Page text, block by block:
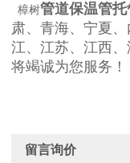
樟树管道保温管
肃、青海、宁夏
江、江苏、江西、
将竭诚为您服务！
留言询价